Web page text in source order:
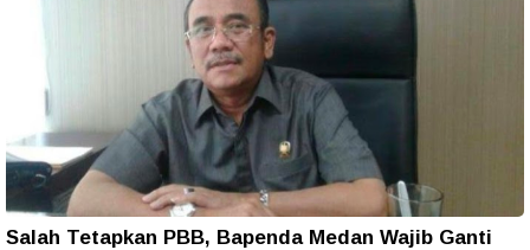
Salah Tetapkan PBB, Bapenda Medan Wajib Ganti